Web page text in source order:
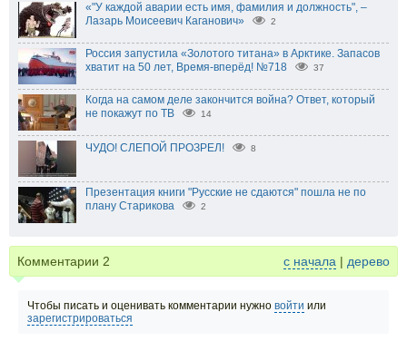
«"У каждой аварии есть имя, фамилия и должность", –
Лазарь Моисеевич Каганович»
2
Россия запустила «Золотого титана» в Арктике. Запасов
хватит на 50 лет, Время-вперёд! №718
37
Когда на самом деле закончится война? Ответ, который
не покажут по ТВ
14
ЧУДО! СЛЕПОЙ ПРОЗРЕЛ! 8
Презентация книги "Русские не сдаются" пошла не по
плану Старикова
2
Комментарии 2 с начала | дерево
Чтобы писать и оценивать комментарии нужно войти или
зарегистрироваться